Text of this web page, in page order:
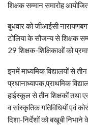
शिक्षक सम्मान समारोह
बुधवार को जीआईसी
टोलिया के सौजन्य से शिक्षक
29 शिक्षक-शिक्षिकाओं को
इनमें माध्यमिक विद्यालयों से
प्रधानाध्यापक,प्राथमिक
हाईस्कूल से तीन शिक्षकों तथा
व सांस्कृतिक गतिविधियों एवं
दिशा-निर्देशों को बखूबी